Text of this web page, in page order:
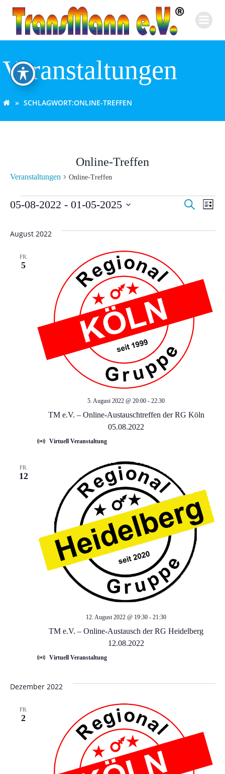
Inhalt
springen
Veranstaltungen
SCHLAGWORT:ONLINE-TREFFEN
Online-Treffen
Veranstaltungen Online-Treffen
Veranstaltungen
V
e
a
s
t
t
g
e
n
S
c
u
d
A
Suche
V
e
s
s
i
a
a
Liste
05-08-2022 - 01-05-2025
wählen.
August 2022
FR.
5
TM e.V. – Online-Austauschtreffen der RG Köln
05.08.2022
5. August 2022 @ 20:00 - 22:30
Virtuell Veranstaltung
FR.
12
TM e.V. – Online-Austausch der RG Heidelberg
12.08.2022
12. August 2022 @ 19:30 - 21:30
Virtuell Veranstaltung
Dezember 2022
FR.
2